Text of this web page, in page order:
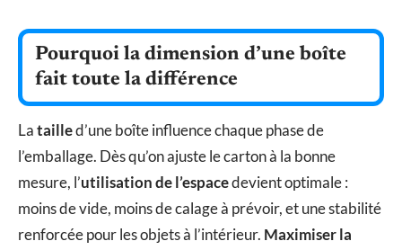
Pourquoi la dimension d’une boîte
fait toute la différence
Latailled’une boîte influence chaque phase de
l’emballage. Dès qu’on ajuste le carton à la bonne
mesure, l’utilisation de l’espacedevient optimale :
moins de vide, moins de calage à prévoir, et une stabilité
renforcée pour les objets à l’intérieur. Maximiser la